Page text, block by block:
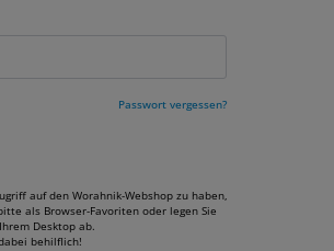
Passwort vergessen?
auf den Worahnik-Webshop zu haben,
als Browser-Favoriten oder legen Sie
Desktop ab.
behilflich!